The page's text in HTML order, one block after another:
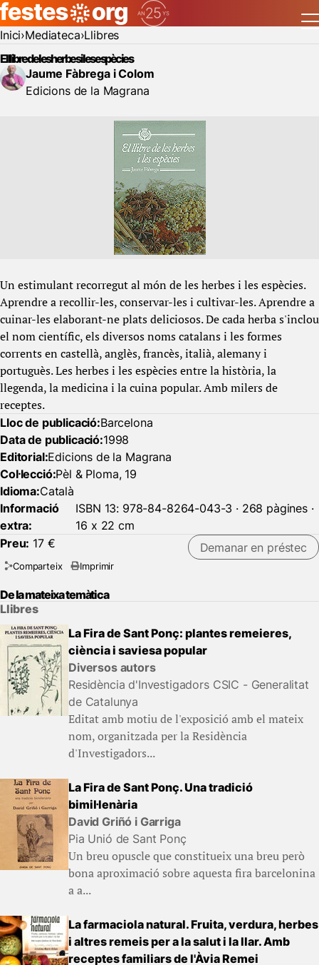
Inici Mediateca Llibres
El llibre de les herbes i les espècies
Jaume Fàbrega i Colom
Edicions de la Magrana
Un estimulant recorregut al món de les herbes i les espècies.
Aprendre a recollir-les, conservar-les i cultivar-les. Aprendre a
cuinar-les elaborant-ne plats deliciosos. De cada herba s'inclou
el nom científic, els diversos noms catalans i les formes
corrents en castellà, anglès, francès, italià, alemany i
portuguès. Les herbes i les espècies entre la història, la
llegenda, la medicina i la cuina popular. Amb milers de
receptes.
Lloc de publicació:Barcelona
Data de publicació:1998
Editorial:Edicions de la Magrana
Col·lecció:Pèl & Ploma, 19
Idioma:Català
Informació
extra:
ISBN 13: 978-84-8264-043-3 · 268 pàgines ·
16 x 22 cm
Preu: 17 € Demanar en préstec
Comparteix Imprimir
De la mateixa temàtica
Llibres
La Fira de Sant Ponç: plantes remeieres,
ciència i saviesa popular
Diversos autors
Residència d'Investigadors CSIC - Generalitat
de Catalunya
Editat amb motiu de l'exposició amb el mateix
nom, organitzada per la Residència
d'Investigadors...
La Fira de Sant Ponç. Una tradició
bimil·lenària
David Griñó i Garriga
Pia Unió de Sant Ponç
Un breu opuscle que constitueix una breu però
bona aproximació sobre aquesta fira barcelonina
a a...
La farmaciola natural. Fruita, verdura, herbes
i altres remeis per a la salut i la llar. Amb
receptes familiars de l'Àvia Remei